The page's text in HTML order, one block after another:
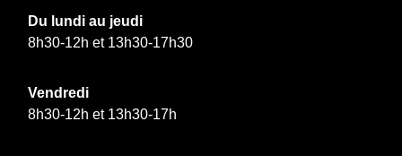
Du lundi au jeudi
8h30-12h et 13h30-17h30
Vendredi
8h30-12h et 13h30-17h